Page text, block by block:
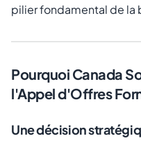
pilier fondamental de la
Pourquoi Canada
l'Appel d'Offres
Une décision